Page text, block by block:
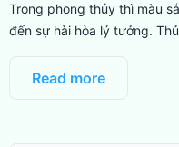
Trong phong thủy thì màu
đến sự hài hòa lý tưởng.
Read more